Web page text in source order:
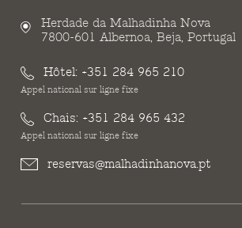
Herdade da Malhadinha Nova
7800-601 Albernoa, Beja, Portugal
Hôtel: +351 284 965 210
Appel national sur ligne fixe
Chais: +351 284 965 432
Appel national sur ligne fixe
reservas@malhadinhanova.pt